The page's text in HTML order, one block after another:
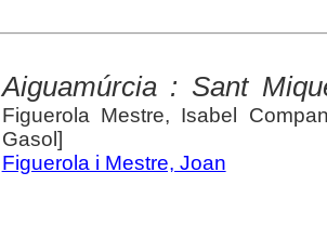
Aiguamúrcia : Sant
Figuerola Mestre, Isabel
Gasol]
Figuerola i Mestre, Joan